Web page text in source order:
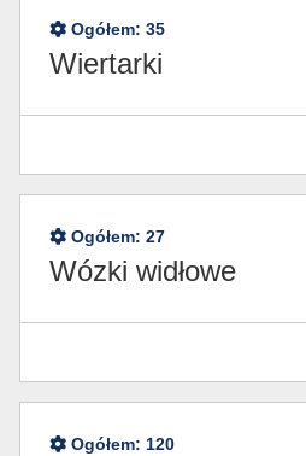
Ogółem: 35
Wiertarki
Ogółem: 27
Wózki widłowe
Ogółem: 120